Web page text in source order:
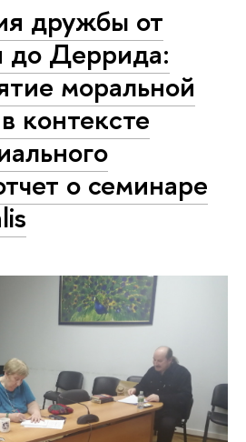
дружбы от
до Деррида:
моральной
контексте
о семинаре